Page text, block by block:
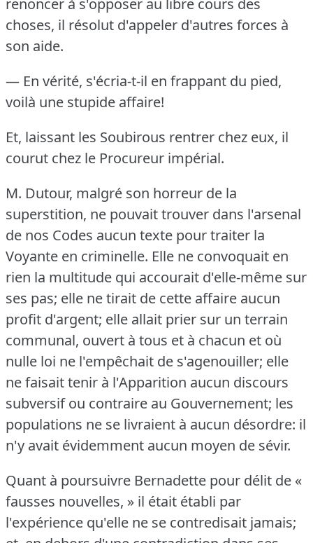
choses, il résolut d'appeler d'autres forces à
son aide.
— En vérité, s'écria-t-il en frappant du pied,
voilà une stupide affaire!
Et, laissant les Soubirous rentrer chez eux, il
courut chez le Procureur impérial.
M. Dutour, malgré son horreur de la
superstition, ne pouvait trouver dans l'arsenal
de nos Codes aucun texte pour traiter la
Voyante en criminelle. Elle ne convoquait en
rien la multitude qui accourait d'elle-même sur
ses pas; elle ne tirait de cette affaire aucun
profit d'argent; elle allait prier sur un terrain
communal, ouvert à tous et à chacun et où
nulle loi ne l'empêchait de s'agenouiller; elle
ne faisait tenir à l'Apparition aucun discours
subversif ou contraire au Gouvernement; les
populations ne se livraient à aucun désordre: il
n'y avait évidemment aucun moyen de sévir.
Quant à poursuivre Bernadette pour délit de «
fausses nouvelles, » il était établi par
l'expérience qu'elle ne se contredisait jamais;